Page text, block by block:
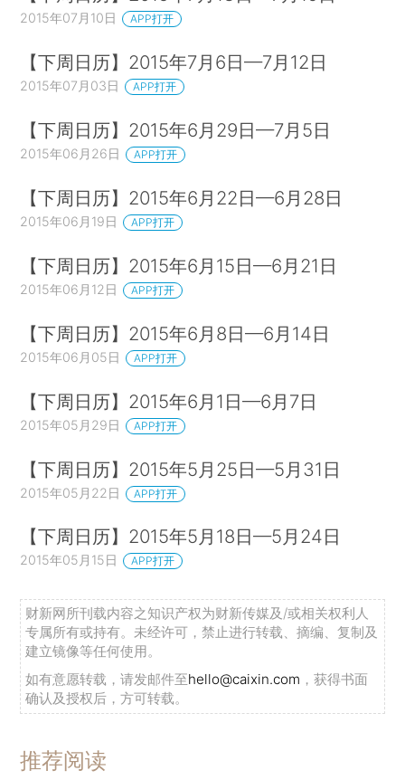
2015年07月10日 APP打开
【下周日历】2015年7月6日—7月12日
2015年07月03日 APP打开
【下周日历】2015年6月29日—7月5日
2015年06月26日 APP打开
【下周日历】2015年6月22日—6月28日
2015年06月19日 APP打开
【下周日历】2015年6月15日—6月21日
2015年06月12日 APP打开
【下周日历】2015年6月8日—6月14日
2015年06月05日 APP打开
【下周日历】2015年6月1日—6月7日
2015年05月29日 APP打开
【下周日历】2015年5月25日—5月31日
2015年05月22日 APP打开
【下周日历】2015年5月18日—5月24日
2015年05月15日 APP打开
财新网所刊载内容之知识产权为财新传媒及/或相关权利人
专属所有或持有。未经许可，禁止进行转载、摘编、复制及
建立镜像等任何使用。
如有意愿转载，请发邮件至hello@caixin.com ，获得书面
确认及授权后，方可转载。
推荐阅读